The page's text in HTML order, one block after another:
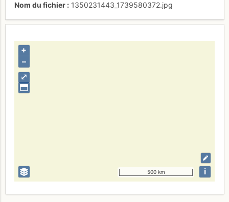
Nom du fichier
1350231443_1739580372.jpg
⤢
+
–
500 km i